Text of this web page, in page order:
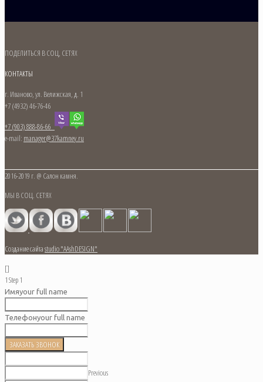
ПОДЕЛИТЬСЯ В СОЦ, СЕТЯХ
КОНТАКТЫ
г. Иваново, ул. Велижская, д. 1
+7 (4932) 46-76-46
+7 (903) 888-86-66
e-mail: manager@37kamney.ru
2016-2019 г. @ Салон камня.
МЫ В СОЦ. СЕТЯХ
Создание сайтаstudio "AAshDESIGN"
[]
1Step 1
Имяyour full name
Телефонyour full name
ЗАКАЗАТЬ ЗВОНОК
Previous